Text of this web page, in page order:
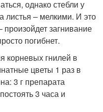
однако стебли у
листья – мелкими. И это
загнивание
погибнет.
корневых гнилей в
цветы 1 раз в
3 г препарата
3 часа и